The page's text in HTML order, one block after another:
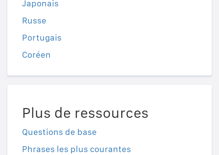
Japonais
Russe
Portugais
Coréen
Plus de ressources
Questions de base
Phrases les plus courantes